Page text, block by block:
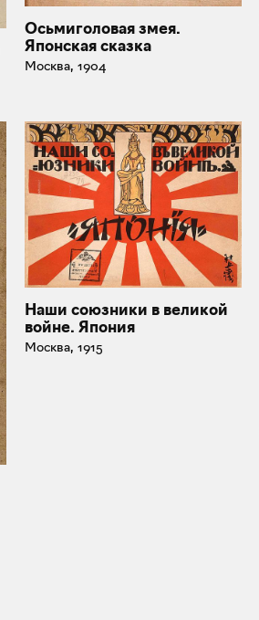
Осьмиголовая змея.
Японская сказка
Москва, 1904
Наши союзники в великой
войне. Япония
Москва, 1915